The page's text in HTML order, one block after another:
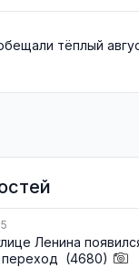
тёплый
Ленина
(4680)